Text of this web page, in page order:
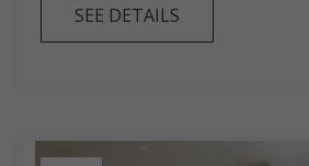
SEE DETAILS